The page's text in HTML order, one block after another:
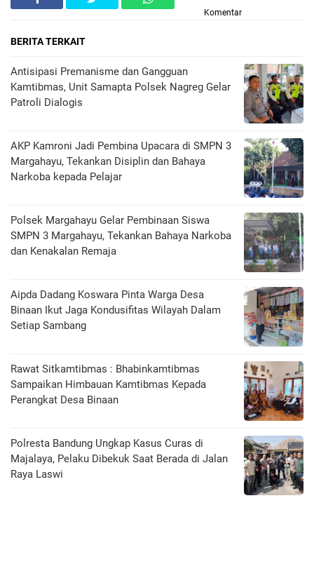
Komentar
BERITA TERKAIT
Antisipasi Premanisme dan Gangguan
Kamtibmas, Unit Samapta Polsek Nagreg Gelar
Patroli Dialogis
AKP Kamroni Jadi Pembina Upacara di SMPN 3
Margahayu, Tekankan Disiplin dan Bahaya
Narkoba kepada Pelajar
Polsek Margahayu Gelar Pembinaan Siswa
SMPN 3 Margahayu, Tekankan Bahaya Narkoba
dan Kenakalan Remaja
Aipda Dadang Koswara Pinta Warga Desa
Binaan Ikut Jaga Kondusifitas Wilayah Dalam
Setiap Sambang
Rawat Sitkamtibmas : Bhabinkamtibmas
Sampaikan Himbauan Kamtibmas Kepada
Perangkat Desa Binaan
Polresta Bandung Ungkap Kasus Curas di
Majalaya, Pelaku Dibekuk Saat Berada di Jalan
Raya Laswi